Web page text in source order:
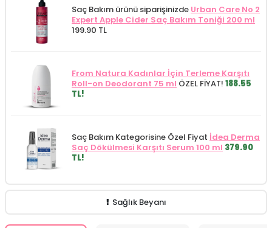
Saç Bakım ürünü siparişinizde Urban Care No 2
Expert Apple Cider Saç Bakım Toniği 200 ml
199.90 TL
From Natura Kadınlar İçin Terleme Karşıtı
Roll-on Deodorant 75 ml ÖZEL FİYAT! 188.55
TL!
Saç Bakım Kategorisine Özel Fiyat İdea Derma
Saç Dökülmesi Karşıtı Serum 100 ml 379.90
TL!
Sağlık Beyanı